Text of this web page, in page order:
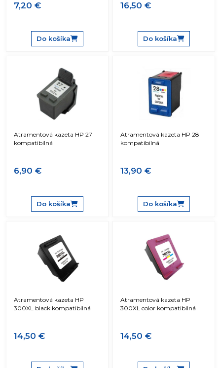
7,20 €
Do košíka
16,50 €
Do košíka
Atramentová kazeta HP 27
kompatibilná
6,90 €
Do košíka
Atramentová kazeta HP 28
kompatibilná
13,90 €
Do košíka
Atramentová kazeta HP
300XL black kompatibilná
14,50 €
Atramentová kazeta HP
300XL color kompatibilná
14,50 €